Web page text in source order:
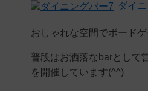
ダイ
おしゃれな空間でボード
普段はお洒落なbarとして
を開催しています(^^)